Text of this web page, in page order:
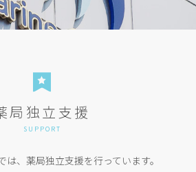
局独立支援
SUPPORT
は、薬局独立支援を行っています。